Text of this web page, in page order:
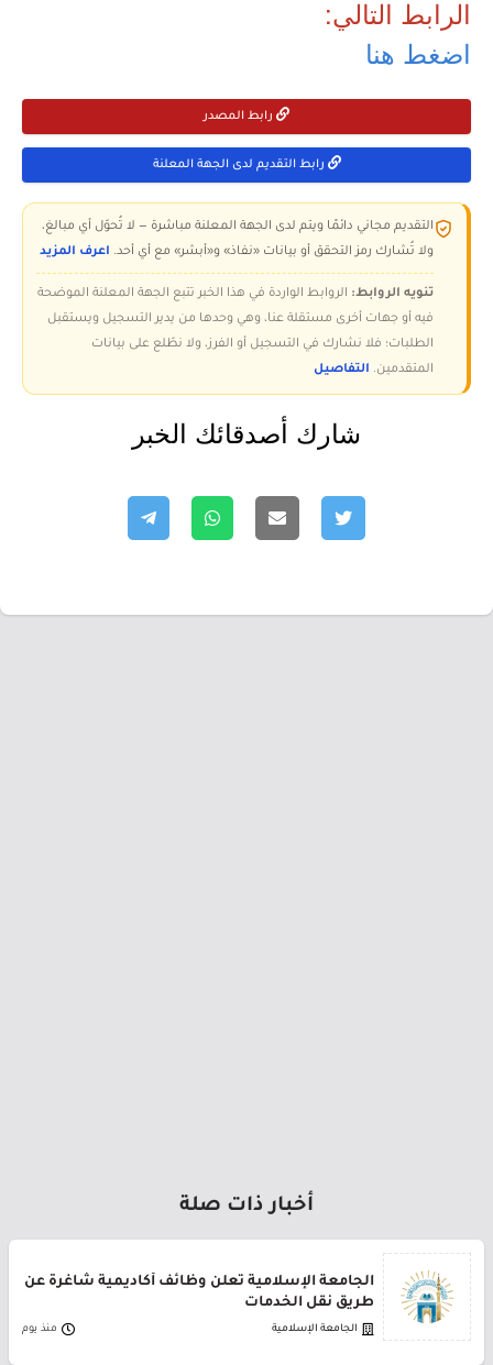
الرابط التالي:
اضغط هنا
رابط المصدر
رابط التقديم لدى الجهة المعلنة
التقديم مجاني دائمًا ويتم لدى الجهة المعلنة مباشرة — لا تُحوّل أي مبالغ،
ولا تُشارك رمز التحقق أو بيانات «نفاذ» و«أبشر» مع أي أحد. اعرف المزيد
تنويه الروابط: الروابط الواردة في هذا الخبر تتبع الجهة المعلنة الموضحة
فيه أو جهات أخرى مستقلة عنا، وهي وحدها من يدير التسجيل ويستقبل
الطلبات؛ فلا نشارك في التسجيل أو الفرز، ولا نطّلع على بيانات
المتقدمين. التفاصيل
شارك أصدقائك الخبر
أخبار ذات صلة
الجامعة الإسلامية تعلن وظائف أكاديمية شاغرة عن
طريق نقل الخدمات
الجامعة الإسلامية منذ يوم